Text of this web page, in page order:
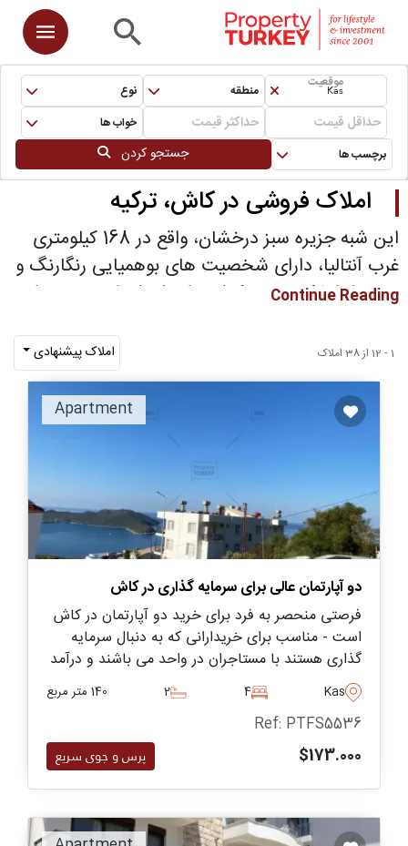
موقعیت
Kas منطقه
نوع
خواب ها
برچسب ها
جستجو کردن
املاک فروشی در کاش، ترکیه
این شبه جزیره سبز درخشان، واقع در 168 کیلومتری
غرب آنتالیا، دارای شخصیت های بوهمیایی رنگارنگ و
برخی از املاک نفیس کاش برای فروش است. با چشم
های زرق و برق دار مدیترانه ای با دسترسی به
سکوهای ساحلی و چشم اندازهای شگفت انگیز
شناخته شده است.
نیز برای فروش که
در مجاورت مرکز شهر واقع شده و از حدود 75000 یورو
شروع می شوند، وجود دارد.
Continue Reading
1 - 12 از 38 املاک املاک پیشنهادی
Apartment
دو آپارتمان عالی برای سرمایه گذاری در کاش
فرصتی منحصر به فرد برای خرید دو آپارتمان در کاش
است - مناسب برای خریدارانی که به دنبال سرمایه
گذاری هستند با مستاجران در واحد می باشند و درآمد
بالایی ارائه میدهند. این واحدها در منطقه چرچیلر
کاش واقع شده اند و دارای مناظر زیبایی از دریا
هستند.
Kas
4
2 140 متر مربع
Ref: PTFS5536
$173.000 پرس و جوی سریع